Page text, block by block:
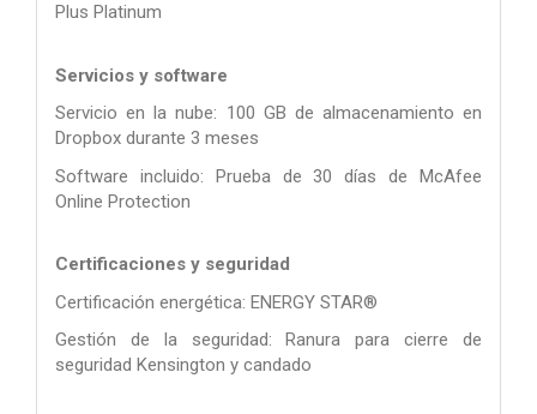
Plus Platinum
Servicios y software
Servicio en la nube: 100 GB de almacenamiento en
Dropbox durante 3 meses
Software incluido: Prueba de 30 días de McAfee
Online Protection
Certificaciones y seguridad
Certificación energética: ENERGY STAR®
Gestión de la seguridad: Ranura para cierre de
seguridad Kensington y candado